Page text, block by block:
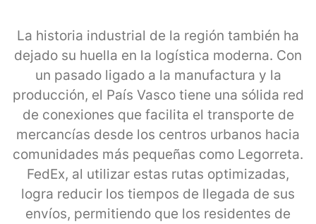
La historia industrial de la región también ha
dejado su huella en la logística moderna. Con
un pasado ligado a la manufactura y la
producción, el País Vasco tiene una sólida red
de conexiones que facilita el transporte de
mercancías desde los centros urbanos hacia
comunidades más pequeñas como Legorreta.
FedEx, al utilizar estas rutas optimizadas,
logra reducir los tiempos de llegada de sus
envíos, permitiendo que los residentes de